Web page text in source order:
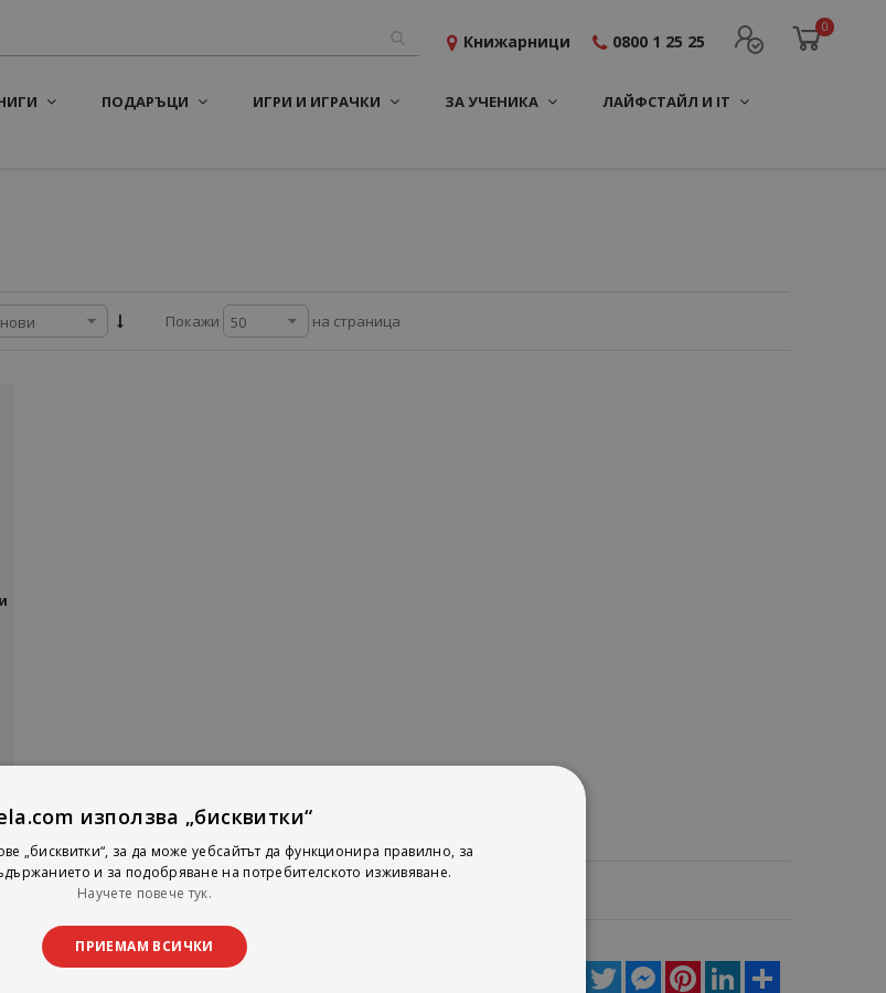
0
Книжарници 0800 1 25 25
ПОДАРЪЦИ ИГРИ И ИГРАЧКИ ЗА УЧЕНИКА ЛАЙФСТАЙЛ И IT
Покажи на страница
Покажи
Facebook
Twitter MessengerPinterestLinkedIn
използва „бисквитки“
„бисквитки“, за да може уебсайтът да функционира правилно, за
и за подобряване на потребителското изживяване.
Научете повече тук.
ПРИЕМАМ ВСИЧКИ